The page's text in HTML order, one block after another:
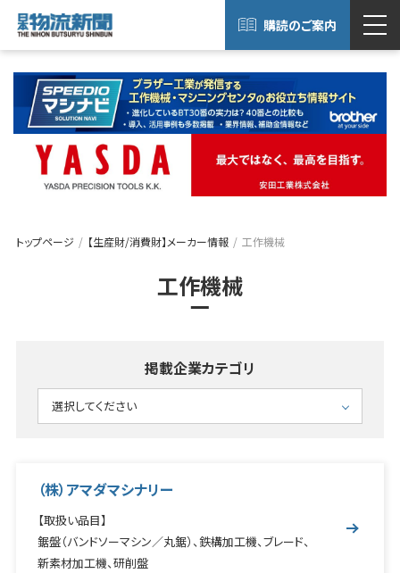
購読のご案内
トップページ 【生産財/消費財】メーカー情報 工作機械
工作機械
掲載企業カテゴリ
選択してください
ロボット・機械周辺機器
（株）アマダマシナリー
【取扱い品目】
鋸盤（バンドソーマシン／丸鋸）、鉄構加工機、ブレード、
新素材加工機、研削盤